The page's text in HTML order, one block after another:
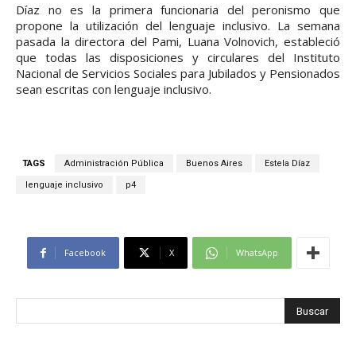
Díaz no es la primera funcionaria del peronismo que
propone la utilización del lenguaje inclusivo. La semana
pasada la directora del Pami, Luana Volnovich, estableció
que todas las disposiciones y circulares del Instituto
Nacional de Servicios Sociales para Jubilados y Pensionados
sean escritas con lenguaje inclusivo.
TAGS Administración Pública Buenos Aires Estela Díaz
lenguaje inclusivo p4
Facebook X WhatsApp